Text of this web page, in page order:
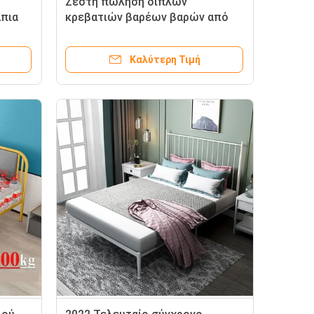
κρεβατιών βαρέων βαρών από
μεταλλικό κρεβάτι κοιτώνα
κρεβάτια
Καλύτερη Τιμή